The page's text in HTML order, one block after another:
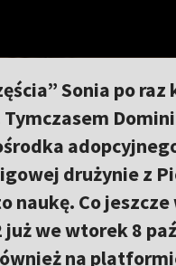
Sonia po
drużynie z
naukę. Co
już we wtorek 8
na